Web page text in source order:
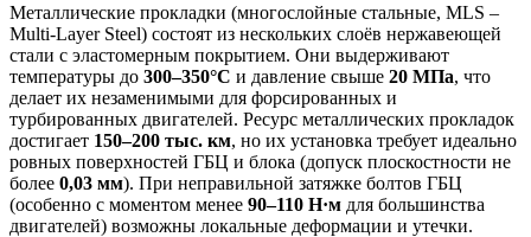
Металлические прокладки (многослойные стальные, MLS –
Multi-Layer Steel) состоят из нескольких слоёв нержавеющей
стали с эластомерным покрытием. Они выдерживают
температуры до 300–350°C и давление свыше 20 МПа, что
делает их незаменимыми для форсированных и
турбированных двигателей. Ресурс металлических прокладок
достигает 150–200 тыс. км, но их установка требует идеально
ровных поверхностей ГБЦ и блока (допуск плоскостности не
более 0,03 мм). При неправильной затяжке болтов ГБЦ
(особенно с моментом менее 90–110 Н·м для большинства
двигателей) возможны локальные деформации и утечки.